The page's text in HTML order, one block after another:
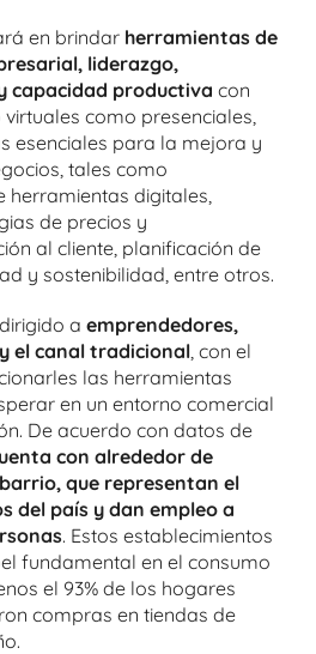
en brindar herramientas de
liderazgo,
capacidad productiva con
como presenciales,
esenciales para la mejora y
tales como
herramientas digitales,
de precios y
al cliente, planificación de
y sostenibilidad, entre otros.
a emprendedores,
el canal tradicional , con el
las herramientas
en un entorno comercial
De acuerdo con datos de
con alrededor de
que representan el
del país y dan empleo a
. Estos establecimientos
fundamental en el consumo
el 93% de los hogares
compras en tiendas de